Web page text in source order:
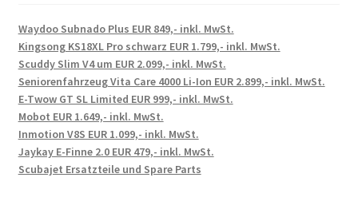
Waydoo Subnado Plus EUR 849,- inkl. MwSt.
Kingsong KS18XL Pro schwarz EUR 1.799,- inkl. MwSt.
Scuddy Slim V4 um EUR 2.099,- inkl. MwSt.
Seniorenfahrzeug Vita Care 4000 Li-Ion EUR 2.899,- inkl. MwSt.
E-Twow GT SL Limited EUR 999,- inkl. MwSt.
Mobot EUR 1.649,- inkl. MwSt.
Inmotion V8S EUR 1.099,- inkl. MwSt.
Jaykay E-Finne 2.0 EUR 479,- inkl. MwSt.
Scubajet Ersatzteile und Spare Parts